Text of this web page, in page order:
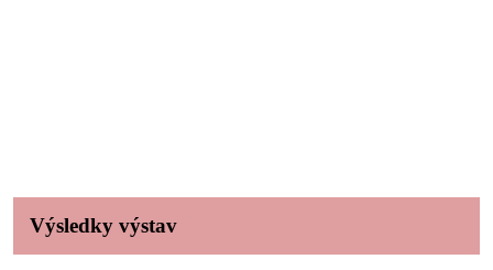
Výsledky výstav